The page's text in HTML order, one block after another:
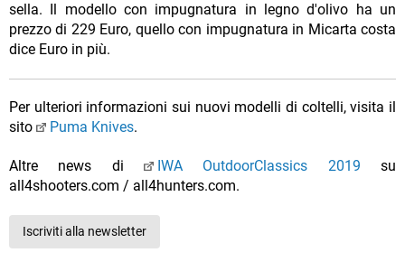
sella. Il modello con impugnatura in legno d'olivo ha un
prezzo di 229 Euro, quello con impugnatura in Micarta costa
dice Euro in più.
Per ulteriori informazioni sui nuovi modelli di coltelli, visita il
sito
Puma Knives.
Altre news di IWA OutdoorClassics 2019 su
all4shooters.com / all4hunters.com.
Iscriviti alla newsletter